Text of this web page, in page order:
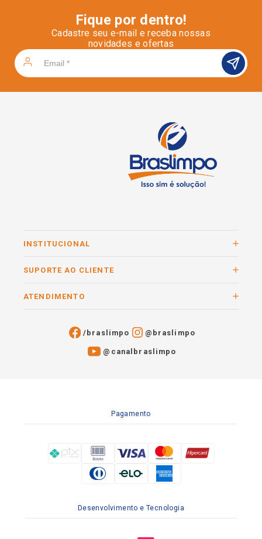
Fique por dentro!
Cadastre seu e-mail e receba nossas
novidades e ofertas
INSTITUCIONAL
SUPORTE AO CLIENTE
ATENDIMENTO
/braslimpo @braslimpo
@canalbraslimpo​
Pagamento
Desenvolvimento e Tecnologia